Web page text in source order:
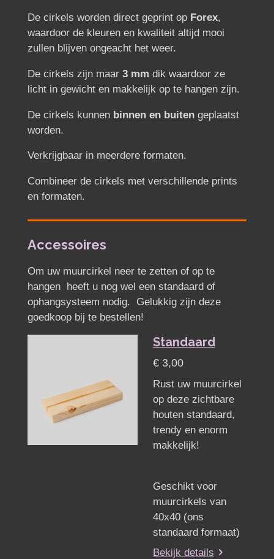
De cirkels worden direct geprint op Forex,
waardoor de kleuren en kwaliteit altijd mooi
zullen blijven ongeacht het weer.
De cirkels zijn maar 3 mm dik waardoor ze
licht in gewicht en makkelijk op te hangen zijn.
De cirkels kunnen binnen en buitengeplaatst
worden.
Verkrijgbaar in meerdere formaten.
Combineer de cirkels met verschillende prints
en formaten.
Accessoires
Om uw muurcirkel neer te zetten of op te
hangen heeft u nog wel een standaard of
ophangsysteem nodig. Gelukkig zijn deze
goedkoop bij te bestellen!
Standaard
€ 3,00
Rust uw muurcirkel
op deze zichtbare
houten standaard,
trendy en enorm
makkelijk!
Geschikt voor
muurcirkels van
40x40 (ons
standaard formaat)
Bekijk details